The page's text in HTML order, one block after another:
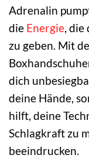
Adrenalin
die Energie, die
zu geben. Mit
dich
deine Hände,
hilft, deine
Schlagkraft zu
beeindrucken.